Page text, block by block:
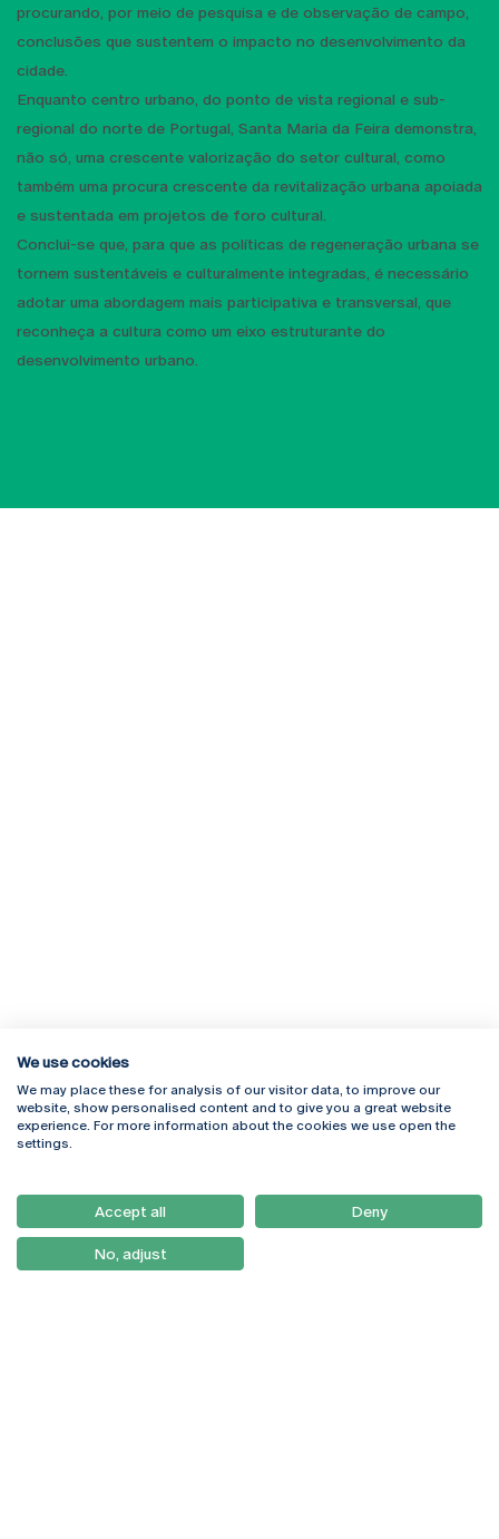
procurando, por meio de pesquisa e de observação de campo,
conclusões que sustentem o impacto no desenvolvimento da
cidade.
Enquanto centro urbano, do ponto de vista regional e sub-
regional do norte de Portugal, Santa Maria da Feira demonstra,
não só, uma crescente valorização do setor cultural, como
também uma procura crescente da revitalização urbana apoiada
e sustentada em projetos de foro cultural.
Conclui-se que, para que as políticas de regeneração urbana se
tornem sustentáveis e culturalmente integradas, é necessário
adotar uma abordagem mais participativa e transversal, que
reconheça a cultura como um eixo estruturante do
desenvolvimento urbano.
Rua Diogo Botelho 1327
4169-005 Porto
+351 226 196 240
Campus Online
Webmail
Como Chegar
Newsletter
We use cookies
We may place these for analysis of our visitor data, to improve our
website, show personalised content and to give you a great website
experience. For more information about the cookies we use open the
settings.
Accept all Deny
No, adjust